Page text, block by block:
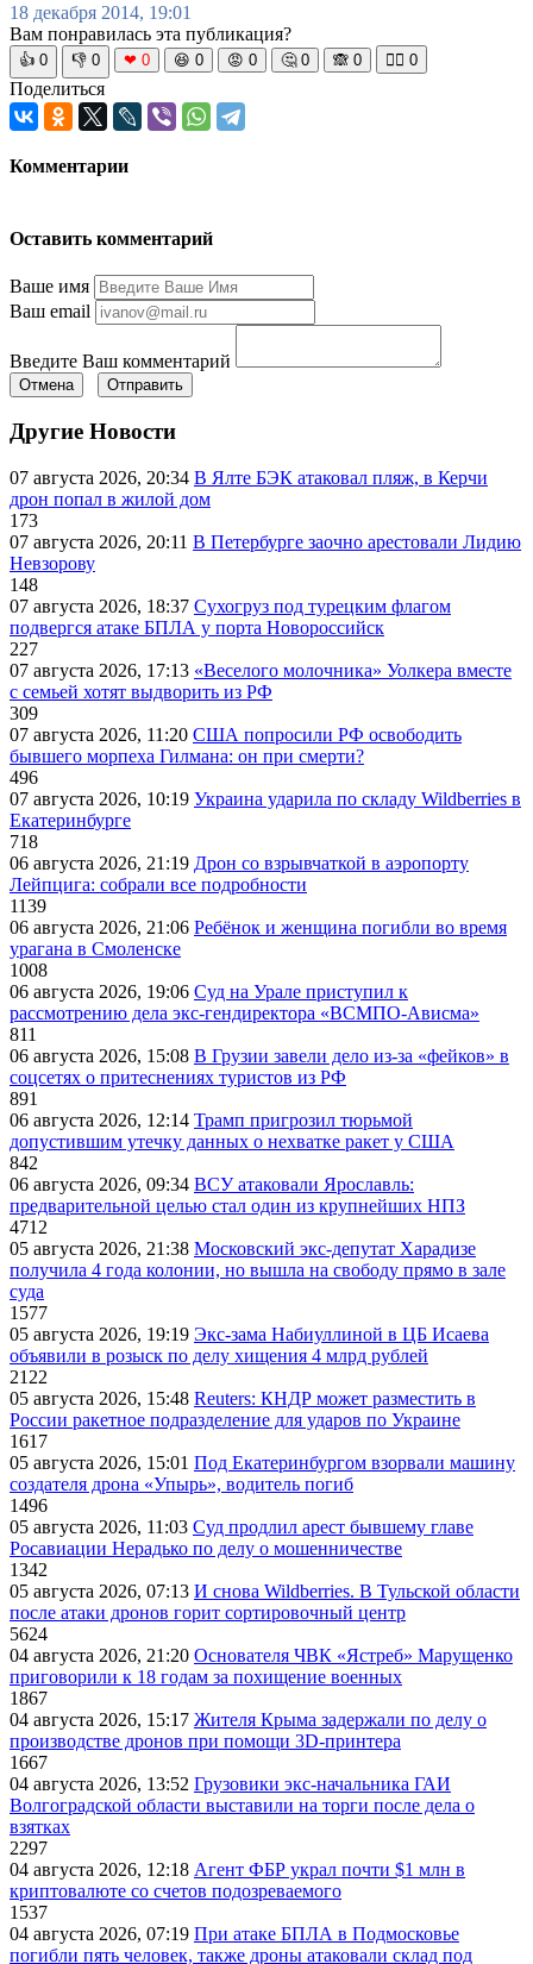
18 декабря 2014, 19:01
Вам понравилась эта публикация?
👍 0 👎 0 ❤ 0 😆 0 😡 0 🤔 0 🙈 0 🧘‍♀️ 0
Поделиться
Комментарии
Оставить комментарий
Ваше имя
Ваш email
Введите Ваш комментарий
Отмена Отправить
Другие Новости
07 августа 2026, 20:34 В Ялте БЭК атаковал пляж, в Керчи
дрон попал в жилой дом
173
07 августа 2026, 20:11 В Петербурге заочно арестовали Лидию
Невзорову
148
07 августа 2026, 18:37 Сухогруз под турецким флагом
подвергся атаке БПЛА у порта Новороссийск
227
07 августа 2026, 17:13 «Веселого молочника» Уолкера вместе
с семьей хотят выдворить из РФ
309
07 августа 2026, 11:20 США попросили РФ освободить
бывшего морпеха Гилмана: он при смерти?
496
07 августа 2026, 10:19 Украина ударила по складу Wildberries в
Екатеринбурге
718
06 августа 2026, 21:19 Дрон со взрывчаткой в аэропорту
Лейпцига: собрали все подробности
1139
06 августа 2026, 21:06 Ребёнок и женщина погибли во время
урагана в Смоленске
1008
06 августа 2026, 19:06 Суд на Урале приступил к
рассмотрению дела экс-гендиректора «ВСМПО-Ависма»
811
06 августа 2026, 15:08 В Грузии завели дело из-за «фейков» в
соцсетях о притеснениях туристов из РФ
891
06 августа 2026, 12:14 Трамп пригрозил тюрьмой
допустившим утечку данных о нехватке ракет у США
842
06 августа 2026, 09:34 ВСУ атаковали Ярославль:
предварительной целью стал один из крупнейших НПЗ
4712
05 августа 2026, 21:38 Московский экс-депутат Харадизе
получила 4 года колонии, но вышла на свободу прямо в зале
суда
1577
05 августа 2026, 19:19 Экс-зама Набиуллиной в ЦБ Исаева
объявили в розыск по делу хищения 4 млрд рублей
2122
05 августа 2026, 15:48 Reuters: КНДР может разместить в
России ракетное подразделение для ударов по Украине
1617
05 августа 2026, 15:01 Под Екатеринбургом взорвали машину
создателя дрона «Упырь», водитель погиб
1496
05 августа 2026, 11:03 Суд продлил арест бывшему главе
Росавиации Нерадько по делу о мошенничестве
1342
05 августа 2026, 07:13 И снова Wildberries. В Тульской области
после атаки дронов горит сортировочный центр
5624
04 августа 2026, 21:20 Основателя ЧВК «Ястреб» Марущенко
приговорили к 18 годам за похищение военных
1867
04 августа 2026, 15:17 Жителя Крыма задержали по делу о
производстве дронов при помощи 3D‑принтера
1667
04 августа 2026, 13:52 Грузовики экс-начальника ГАИ
Волгоградской области выставили на торги после дела о
взятках
2297
04 августа 2026, 12:18 Агент ФБР украл почти $1 млн в
криптовалюте со счетов подозреваемого
1537
04 августа 2026, 07:19 При атаке БПЛА в Подмосковье
погибли пять человек, также дроны атаковали склад под